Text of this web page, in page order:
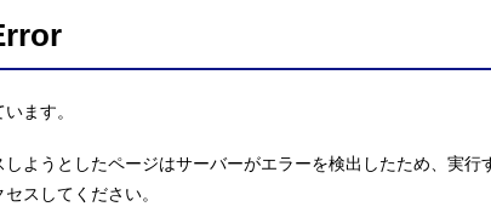
ます。
ようとしたページはサーバーがエラーを検出したため、実行
スしてください。